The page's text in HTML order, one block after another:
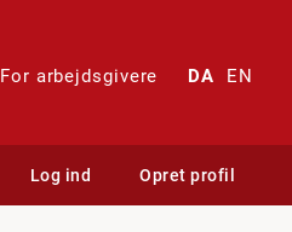
For arbejdsgivere DA EN
Log ind Opret profil